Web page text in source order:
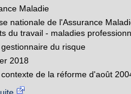
Maladie
nationale de l'Assurance
du travail - maladies
du risque
2018
de la réforme d'août